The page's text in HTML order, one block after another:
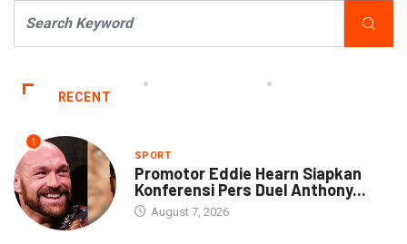
RECENT
1
SPORT
Promotor Eddie Hearn Siapkan
Konferensi Pers Duel Anthony...
August 7, 2026